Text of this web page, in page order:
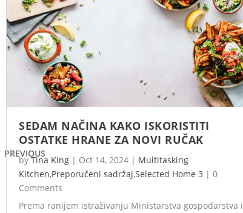
PREVIOUS
SEDAM NAČINA KAKO ISKORISTITI
OSTATKE HRANE ZA NOVI RUČAK
by Tina King | Oct 14, 2024 | Multitasking
Kitchen,Preporučeni sadržaj,Selected Home 3 | 0
Comments
Prema ranijem istraživanju Ministarstva gospodarstva i